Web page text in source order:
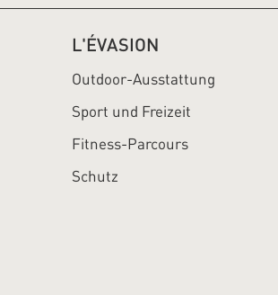
L'ÉVASION
Outdoor-Ausstattung
Sport und Freizeit
Fitness-Parcours
Schutz